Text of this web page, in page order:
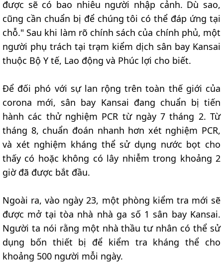
được sẽ có bao nhiêu người nhập cảnh. Dù sao,
cũng cần chuẩn bị để chúng tôi có thể đáp ứng tại
chỗ." Sau khi làm rõ chính sách của chính phủ, một
người phụ trách tại trạm kiểm dịch sân bay Kansai
thuộc Bộ Y tế, Lao động và Phúc lợi cho biết.
Để đối phó với sự lan rộng trên toàn thế giới của
corona mới, sân bay Kansai đang chuẩn bị tiến
hành các thử nghiệm PCR từ ngày 7 tháng 2. Từ
tháng 8, chuẩn đoán nhanh hơn xét nghiệm PCR,
và xét nghiệm kháng thể sử dụng nước bọt cho
thấy có hoặc không có lây nhiễm trong khoảng 2
giờ đã được bắt đầu.
Ngoài ra, vào ngày 23, một phòng kiểm tra mới sẽ
được mở tại tòa nhà nhà ga số 1 sân bay Kansai.
Người ta nói rằng một nhà thầu tư nhân có thể sử
dụng bốn thiết bị để kiểm tra kháng thể cho
khoảng 500 người mỗi ngày.